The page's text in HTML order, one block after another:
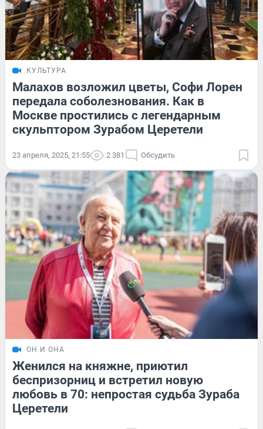
КУЛЬТУРА
Малахов возложил цветы, Софи Лорен
передала соболезнования. Как в
Москве простились с легендарным
скульптором Зурабом Церетели
23 апреля, 2025, 21:55 2 381 Обсудить
ОН И ОНА
Женился на княжне, приютил
беспризорниц и встретил новую
любовь в 70: непростая судьба Зураба
Церетели